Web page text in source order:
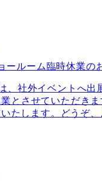
ルーム臨時休業の
、社外イベントへ出
とさせていただきま
たします。どうぞ、